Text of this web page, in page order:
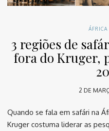
ÁFRICA
3 regiões de
fora do Kruger,
2 DE
Quando se fala em safári na
Kruger costuma liderar as